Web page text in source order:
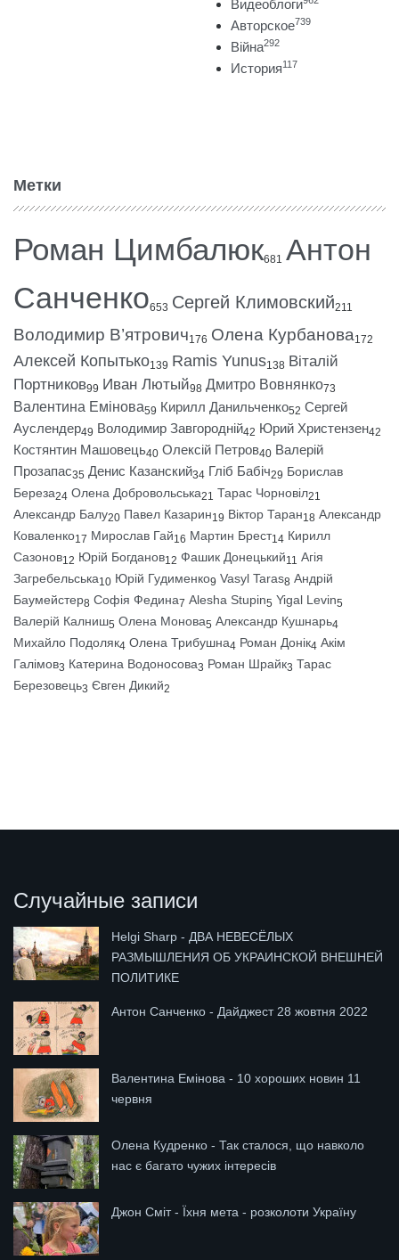
Видеоблоги
Авторское739
Війна292
История117
Метки
Роман Цимбалюк681 Антон
Санченко653 Сергей Климовский211
Володимир В’ятрович176 Олена Курбанова172
Алексей Копытько139 Ramis Yunus138 Віталій
Портников99 Иван Лютый98 Дмитро Вовнянко73
Валентина Емінова59 Кирилл Данильченко52 Сергей
Ауслендер49 Володимир Завгородній42 Юрий Христензен42
Костянтин Машовець40 Олексій Петров40 Валерій
Прозапас35 Денис Казанский34 Гліб Бабіч29 Борислав
Береза24 Олена Добровольська21 Тарас Чорновіл21
Александр Балу20 Павел Казарин19 Віктор Таран18 Александр
Коваленко17 Мирослав Гай16 Мартин Брест14 Кирилл
Сазонов12 Юрій Богданов12 Фашик Донецький11 Агія
Загребельська10 Юрій Гудименко9 Vasyl Taras8 Андрій
Баумейстер8 Софія Федина7 Alesha Stupin5 Yigal Levin5
Валерій Калниш5 Олена Монова5 Александр Кушнарь4
Михайло Подоляк4 Олена Трибушна4 Роман Донік4 Акім
Галімов3 Катерина Водоносова3 Роман Шрайк3 Тарас
Березовець3 Євген Дикий2
Случайные записи
Helgi Sharp - ДВА НЕВЕСЁЛЫХ
РАЗМЫШЛЕНИЯ ОБ УКРАИНСКОЙ ВНЕШНЕЙ
ПОЛИТИКЕ
Антон Санченко - Дайджест 28 жовтня 2022
Валентина Емінова - 10 хороших новин 11
червня
Олена Кудренко - Так сталося, що навколо
нас є багато чужих інтересів
Джон Сміт - Їхня мета - розколоти Україну